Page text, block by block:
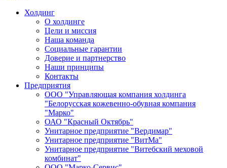
Холдинг
О холдинге
Цели и миссия
Наша команда
Социальные гарантии
Доверие и партнерство
Наши принципы
Контакты
Предприятия
ООО "Управляющая компания холдинга
"Белорусская кожевенно-обувная компания
"Марко"
ОАО "Красный Октябрь"
Унитарное предприятие "Вердимар"
Унитарное предприятие "ВитМа"
Унитарное предприятие "Витебский меховой
комбинат"